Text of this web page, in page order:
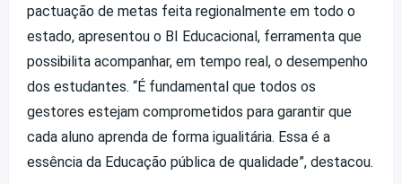
pactuação de metas feita regionalmente em todo o
estado, apresentou o BI Educacional, ferramenta que
possibilita acompanhar, em tempo real, o desempenho
dos estudantes. “É fundamental que todos os
gestores estejam comprometidos para garantir que
cada aluno aprenda de forma igualitária. Essa é a
essência da Educação pública de qualidade”, destacou.